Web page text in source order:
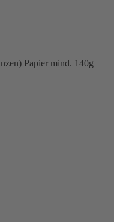
Papier mind. 140g